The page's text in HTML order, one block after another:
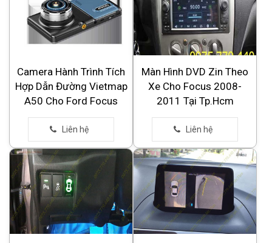
Camera Hành Trình Tích
Hợp Dẫn Đường Vietmap
A50 Cho Ford Focus
Màn Hình DVD Zin Theo
Xe Cho Focus 2008-
2011 Tại Tp.Hcm